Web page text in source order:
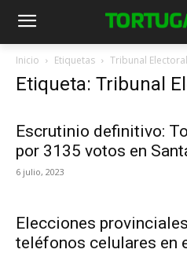
Inicio Etiquetas Tribunal
Etiqueta: Tribunal
Escrutinio definitivo:
por 3135 votos en
6 julio, 2023
Elecciones
teléfonos celulares en